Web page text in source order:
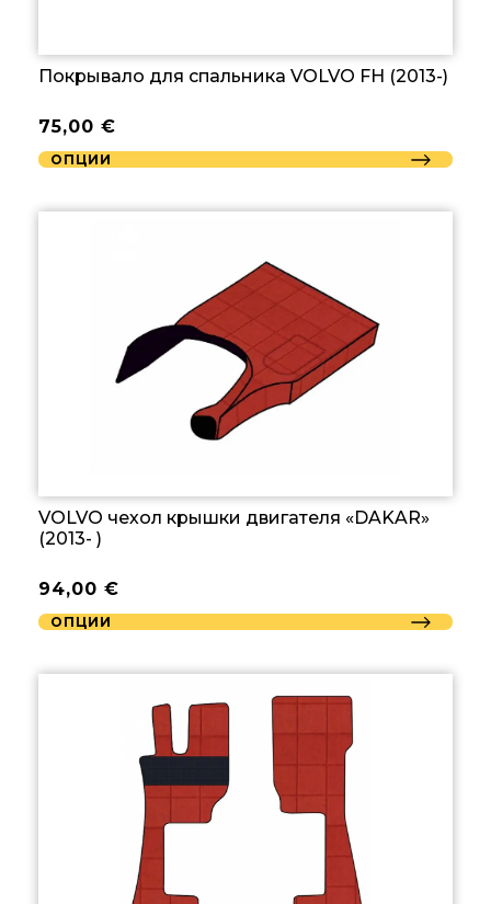
Покрывало для спальника VOLVO FH (2013-)
75,00 €
ОПЦИИ
VOLVO чехол крышки двигателя «DAKAR»
(2013- )
94,00 €
ОПЦИИ